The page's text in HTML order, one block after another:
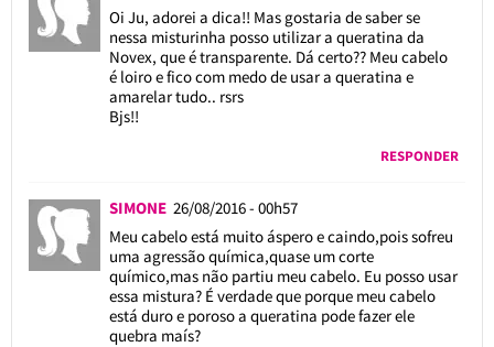
Oi Ju, adorei a dica!! Mas gostaria de saber se
nessa misturinha posso utilizar a queratina da
Novex, que é transparente. Dá certo?? Meu cabelo
é loiro e fico com medo de usar a queratina e
amarelar tudo.. rsrs
Bjs!!
RESPONDER
SIMONE 26/08/2016 - 00h57
Meu cabelo está muito áspero e caindo,pois sofreu
uma agressão química,quase um corte
químico,mas não partiu meu cabelo. Eu posso usar
essa mistura? É verdade que porque meu cabelo
está duro e poroso a queratina pode fazer ele
quebra maís?